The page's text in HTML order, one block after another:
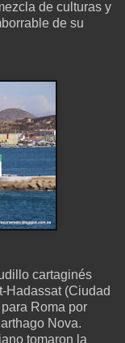
de culturas y
de su
cartaginés
Hadassat (Ciudad
Roma por
Nova.
tomaron la